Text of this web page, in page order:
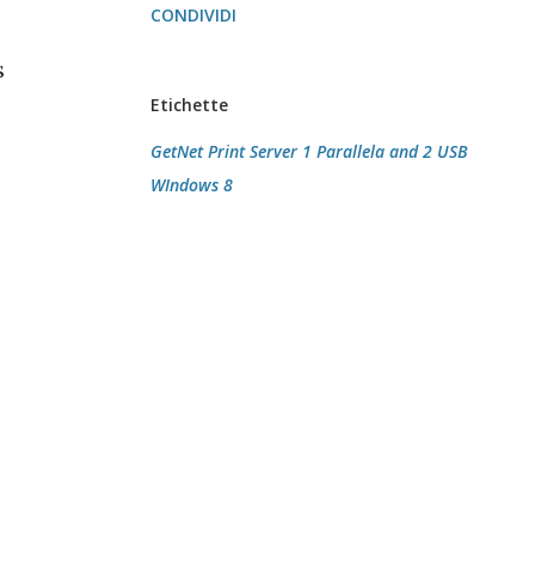
CONDIVIDI
Etichette
GetNet Print Server 1 Parallela and 2 USB
WIndows 8